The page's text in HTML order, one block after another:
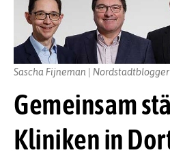
Gemeinsam
Kliniken in
Sascha Fijneman | Nordstadtblogger